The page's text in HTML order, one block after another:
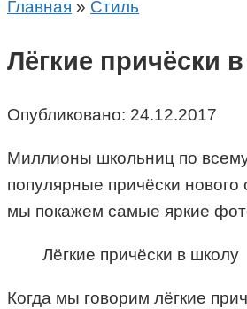
Главная » Стиль
Лёгкие причёски
Опубликовано: 24.12.2017
Миллионы школьниц по
популярные причёски
мы покажем самые яркие
Лёгкие причёски в школу
Когда мы говорим лёгкие